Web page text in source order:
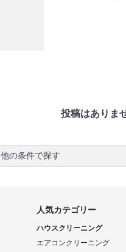
投稿はありま
他の条件で探す
人気カテゴリー
ハウスクリーニング
エアコンクリーニング